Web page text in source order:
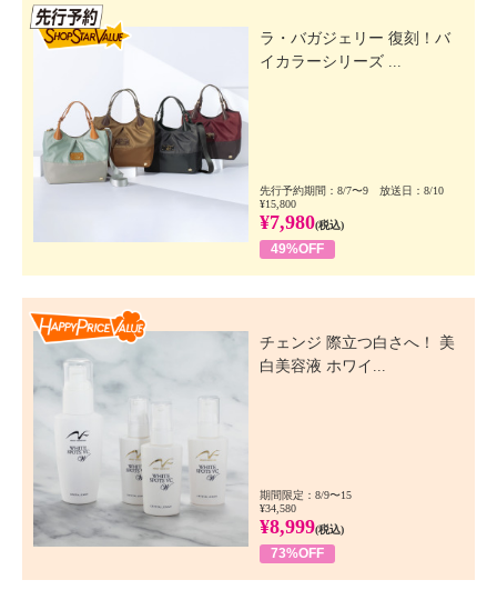
ラ・バガジェリー 復刻！バ
イカラーシリーズ ...
先行予約期間：8/7〜9 放送日：8/10
¥15,800
¥7,980(税込)
49%OFF
チェンジ 際立つ白さへ！ 美
白美容液 ホワイ...
期間限定：8/9〜15
¥34,580
¥8,999(税込)
73%OFF